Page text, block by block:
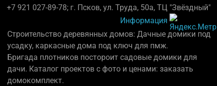
+7 921 027-89-78; г. Псков, ул. Труда, 50а, ТЦ "Звёздный"
Информация
Строительство деревянных домов: Дачные домики под
усадку, каркасные дома под ключ для пмж.
Бригада плотников постороит садовые домики для
дачи. Каталог проектов с фото и ценами: заказать
домокомплект.